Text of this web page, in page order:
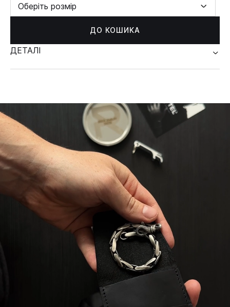
Оберіть розмір
ДО КОШИКА
ДЕТАЛІ